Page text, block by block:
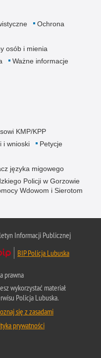
Ochrona
osób i mienia
Ważne informacje
KMP/KPP
i wnioski
Petycje
języka migowego
Policji w Gorzowie
Wdowom i Sierotom
Informacji Publicznej
BIP Policja Lubuska
prawna
wykorzystać materiał
Policja Lubuska.
się z zasadami
prywatności